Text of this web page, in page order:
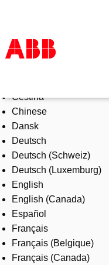
Products & Solutions
Industries
Services
About us
Where to buy
Contact us
Careers
Čeština
Chinese
Dansk
Deutsch
Deutsch (Schweiz)
Deutsch (Luxemburg)
English
English (Canada)
Español
Français
Français (Belgique)
Français (Canada)